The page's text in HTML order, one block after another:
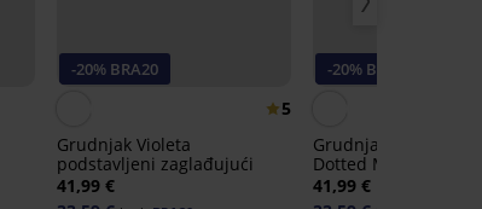
-20% BRA20
5
Grudnjak Violeta
podstavljeni zaglađujući
41,99 €
-20% BRA20
Grudnjak Spacer
Dotted Mesh II
41,99 €